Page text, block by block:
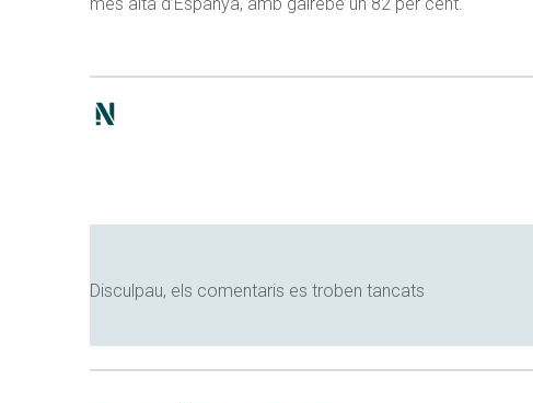
més alta d’Espanya, amb gairebé un 82 per cent.
Disculpau, els comentaris es troben tancats